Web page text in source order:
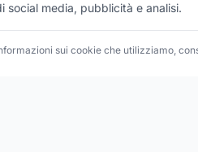
social media, pubblicità e analisi.
sui cookie che utilizziamo,